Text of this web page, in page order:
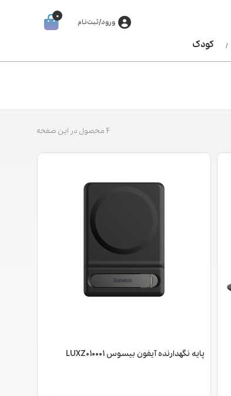
ورود/ثبت‌نام
0
کودک
4 محصول در این صفحه
پایه نگهدارنده آیفون بیسوس LUXZ010001